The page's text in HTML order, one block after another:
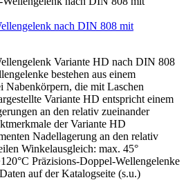
nach DIN 808 mit
Variante HD nach DIN 808
bestehen aus einem
Nabenkörpern, die mit Laschen
Variante HD entspricht einem
an den relativ zueinander
der Variante HD
Nadellagerung an den relativ
Winkelausgleich: max. 45°
Präzisions-Doppel-Wellengelenke
auf der Katalogseite (s.u.)